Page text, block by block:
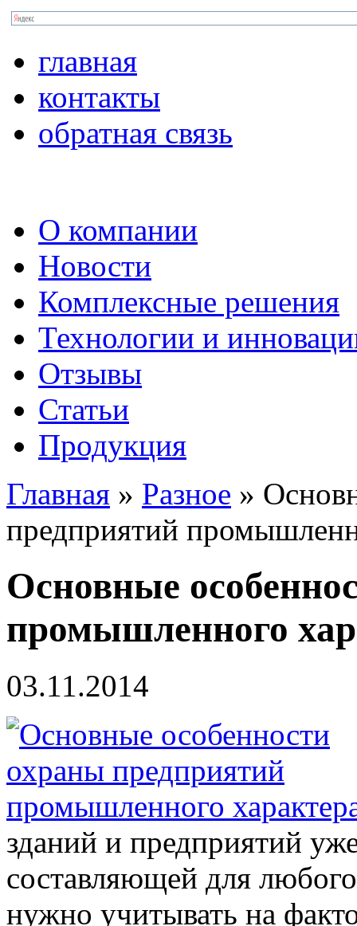
главная
контакты
обратная связь
О компании
Новости
Комплексные решения
Технологии и
Отзывы
Статьи
Продукция
Главная » Разное »
предприятий
Основные
промышленного
03.11.2014
зданий и предприятий
составляющей для
нужно учитывать на